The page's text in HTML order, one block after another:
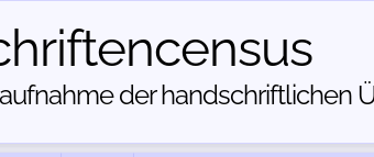
der handschriftlichen